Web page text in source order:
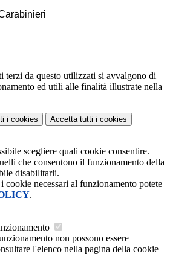
terzi da questo utilizzati si avvalgono di
ed utili alle finalità illustrate nella
i cookies Accetta tutti i cookies
scegliere quali cookie consentire.
che consentono il funzionamento della
disabilitarli.
cookie necessari al funzionamento potete
.
non possono essere
l'elenco nella pagina della cookie